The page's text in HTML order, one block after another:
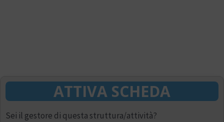
ATTIVA SCHEDA
Sei il gestore di questa struttura/attività?